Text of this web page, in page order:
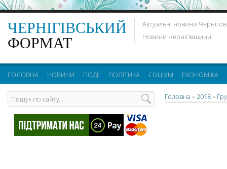
ЧЕРНІГІВСЬКИЙ
ФОРМАТ
Актуальні новини
Новини Чернігівщини
ГОЛОВНА НОВИНИ ПОДІЇ ПОЛІТИКА СОЦІУМ ЕКОНОМІКА
Головна » 2018»